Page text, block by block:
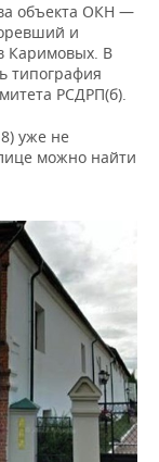
объекта ОКН —
и
Каримовых. В
типография
РСДРП(б).
уже не
можно найти